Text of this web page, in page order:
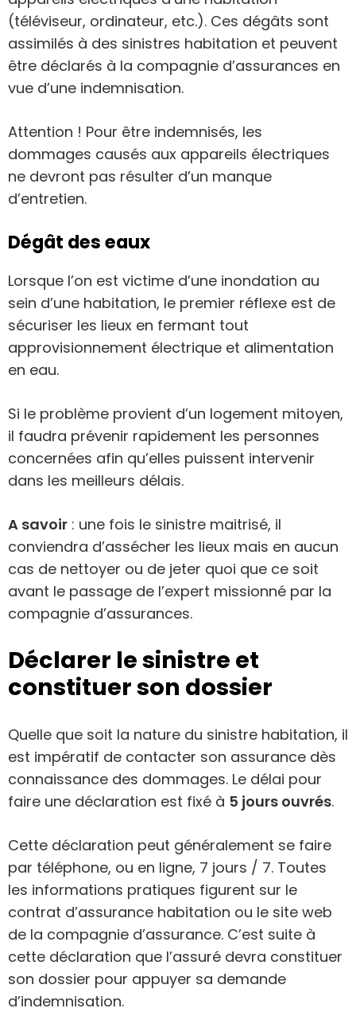
(téléviseur, ordinateur, etc.). Ces dégâts sont
assimilés à des sinistres habitation et peuvent
être déclarés à la compagnie d’assurances en
vue d’une indemnisation.
Attention ! Pour être indemnisés, les
dommages causés aux appareils électriques
ne devront pas résulter d’un manque
d’entretien.
Dégât des eaux
Lorsque l’on est victime d’une inondation au
sein d’une habitation, le premier réflexe est de
sécuriser les lieux en fermant tout
approvisionnement électrique et alimentation
en eau.
Si le problème provient d’un logement mitoyen,
il faudra prévenir rapidement les personnes
concernées afin qu’elles puissent intervenir
dans les meilleurs délais.
A savoir : une fois le sinistre maitrisé, il
conviendra d’assécher les lieux mais en aucun
cas de nettoyer ou de jeter quoi que ce soit
avant le passage de l’expert missionné par la
compagnie d’assurances.
Déclarer le sinistre et
constituer son dossier
Quelle que soit la nature du sinistre habitation, il
est impératif de contacter son assurance dès
connaissance des dommages. Le délai pour
faire une déclaration est fixé à 5 jours ouvrés.
Cette déclaration peut généralement se faire
par téléphone, ou en ligne, 7 jours / 7. Toutes
les informations pratiques figurent sur le
contrat d’assurance habitation ou le site web
de la compagnie d’assurance. C’est suite à
cette déclaration que l’assuré devra constituer
son dossier pour appuyer sa demande
d’indemnisation.